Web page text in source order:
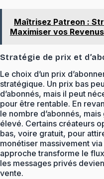
Maîtrisez Patreon :
Maximiser vos Revenus
Stratégie de prix et
Le choix d’un prix
stratégique. Un prix bas
d’abonnés, mais il peut
pour être rentable. En
le nombre d’abonnés,
élevé. Certains créateurs
bas, voire gratuit, pour
monétiser massivement
approche transforme le
les messages privés
vente.